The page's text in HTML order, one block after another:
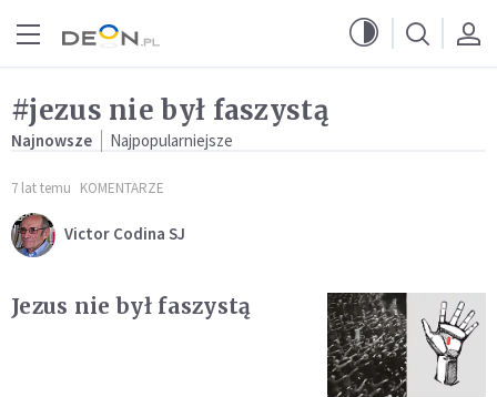
#jezus nie był faszystą
Najnowsze Najpopularniejsze
7 lat temu KOMENTARZE
Victor Codina SJ
Jezus nie był faszystą